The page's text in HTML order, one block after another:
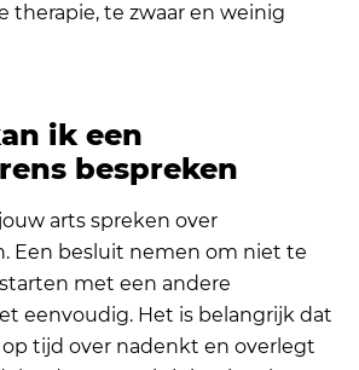
therapie, te zwaar en weinig
ik een
bespreken
arts spreken over
Een besluit nemen om niet te
met een andere
eenvoudig. Het is belangrijk dat
tijd over nadenkt en overlegt